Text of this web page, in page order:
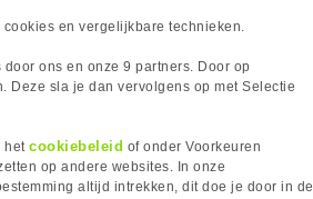
en vergelijkbare technieken.
ons en onze 9 partners. Door op
Deze sla je dan vervolgens op met Selectie
hetcookiebeleid of onder Voorkeuren
op andere websites. In onze
altijd intrekken, dit doe je door in de
Sitemap
Acties
Megekko Academy
Megekko Forum
Megekko Golden Case Badge